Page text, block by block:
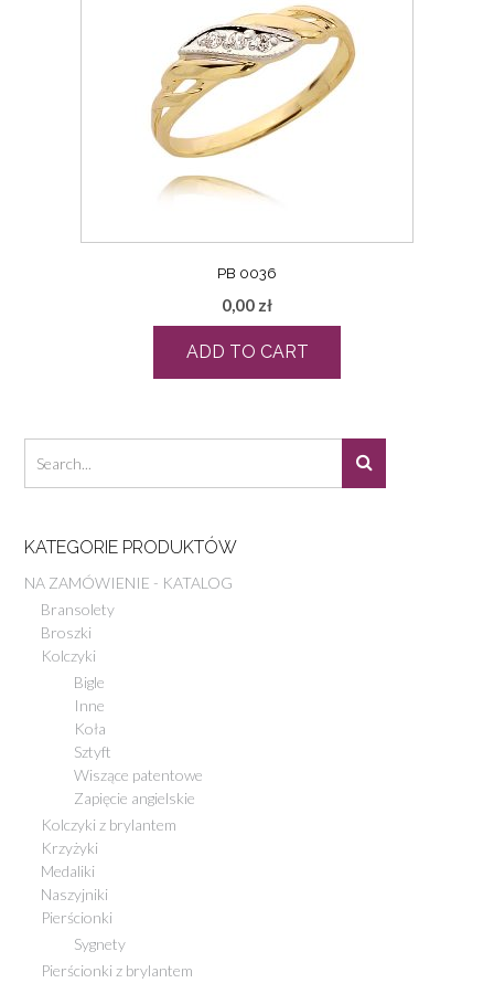
PB 0036
0,00 zł
ADD TO CART
KATEGORIE PRODUKTÓW
NA ZAMÓWIENIE - KATALOG
Bransolety
Broszki
Kolczyki
Bigle
Inne
Koła
Sztyft
Wiszące patentowe
Zapięcie angielskie
Kolczyki z brylantem
Krzyżyki
Medaliki
Naszyjniki
Pierścionki
Sygnety
Pierścionki z brylantem